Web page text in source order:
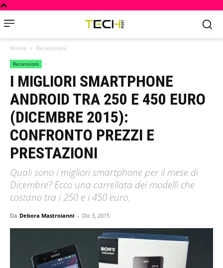
Home Recensioni
Recensioni
I MIGLIORI SMARTPHONE
ANDROID TRA 250 E 450 EURO
(DICEMBRE 2015):
CONFRONTO PREZZI E
PRESTAZIONI
Quali sono i migliori smartphone per il mese di
Dicembre? Ecco una carrellata dei modelli che
costano tra i 250 e i 450 euro.
Da Debora Mastroianni - Dic 3, 2015